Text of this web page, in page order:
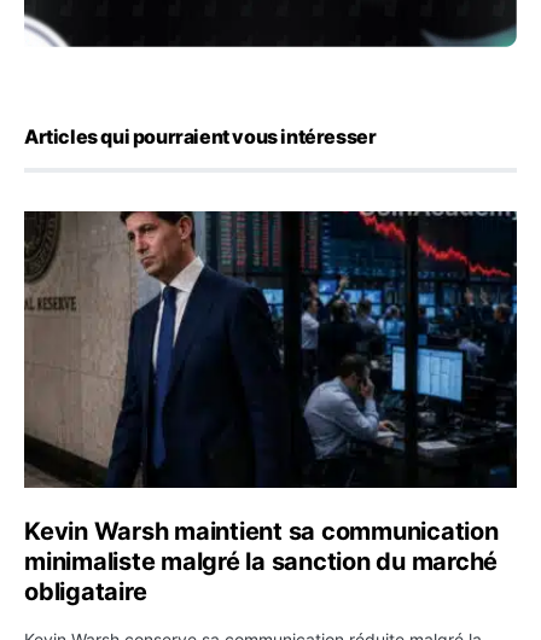
Articles qui pourraient vous intéresser
Kevin Warsh maintient sa communication minimaliste
Kevin Warsh maintient sa communication
minimaliste malgré la sanction du marché
obligataire